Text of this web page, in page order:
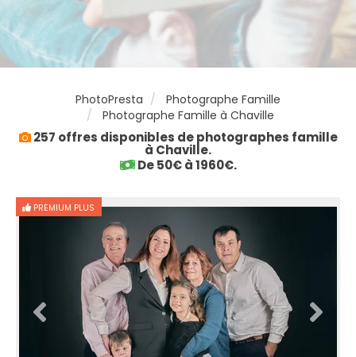
PhotoPresta
Photographe Famille
Photographe Famille à Chaville
257 offres disponibles de photographes famille
à Chaville.
De 50€ à 1960€.
PREMIUM PLUS